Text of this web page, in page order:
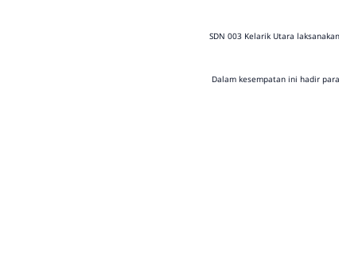
SDN 003 Kelarik Utara
Dalam kesempatan ini hadir